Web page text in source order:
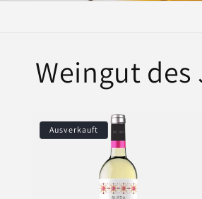
Weingut des
Ausverkauft